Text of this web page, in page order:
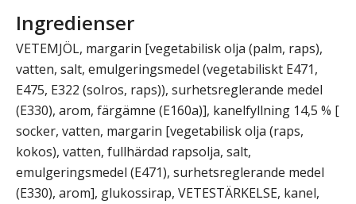
Ingredienser
VETEMJÖL, margarin [vegetabilisk olja (palm, raps),
vatten, salt, emulgeringsmedel (vegetabiliskt E471,
E475, E322 (solros, raps)), surhetsreglerande medel
(E330), arom, färgämne (E160a)], kanelfyllning 14,5 % [
socker, vatten, margarin [vegetabilisk olja (raps,
kokos), vatten, fullhärdad rapsolja, salt,
emulgeringsmedel (E471), surhetsreglerande medel
(E330), arom], glukossirap, VETESTÄRKELSE, kanel,